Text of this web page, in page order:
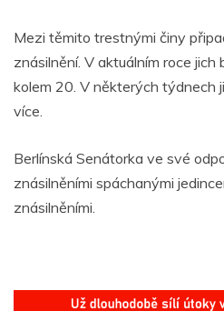
Mezi těmito trestnými činy
znásilnění. V aktuálním roce
kolem 20. V některých týdnech
více.
Berlínská Senátorka ve své
znásilněními spáchanými
znásilněními.